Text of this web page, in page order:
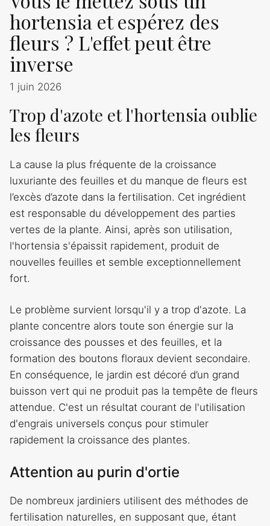
hortensia et espérez des
fleurs ? L'effet peut être
inverse
1 juin 2026
Trop d'azote et l'hortensia oublie
les fleurs
La cause la plus fréquente de la croissance
luxuriante des feuilles et du manque de fleurs est
l’excès d’azote dans la fertilisation. Cet ingrédient
est responsable du développement des parties
vertes de la plante. Ainsi, après son utilisation,
l'hortensia s'épaissit rapidement, produit de
nouvelles feuilles et semble exceptionnellement
fort.
Le problème survient lorsqu'il y a trop d'azote. La
plante concentre alors toute son énergie sur la
croissance des pousses et des feuilles, et la
formation des boutons floraux devient secondaire.
En conséquence, le jardin est décoré d’un grand
buisson vert qui ne produit pas la tempête de fleurs
attendue. C'est un résultat courant de l'utilisation
d'engrais universels conçus pour stimuler
rapidement la croissance des plantes.
Attention au purin d'ortie
De nombreux jardiniers utilisent des méthodes de
fertilisation naturelles, en supposant que, étant